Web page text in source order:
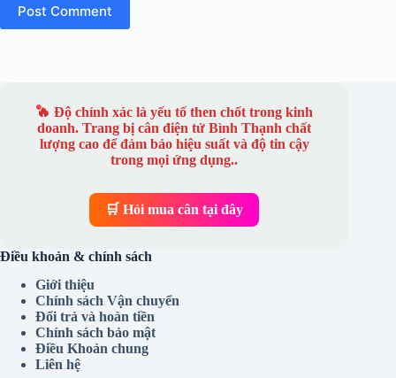
Post Comment
🔥 Độ chính xác là yếu tố then chốt trong kinh
doanh. Trang bịcân điện tử Bình Thạnh chất
lượng cao để đảm bảo hiệu suất và độ tin cậy
trong mọi ứng dụng..
🛒 Hỏi mua cân tại đây
Điều khoản & chính sách
Giới thiệu
Chính sách Vận chuyển
Đổi trả và hoàn tiền
Chính sách bảo mật
Điều Khoản chung
Liên hệ